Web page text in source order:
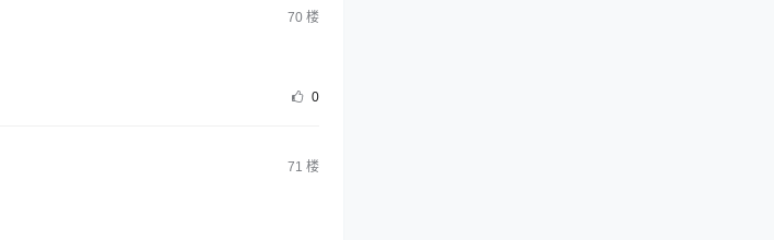
70 楼
0
71 楼